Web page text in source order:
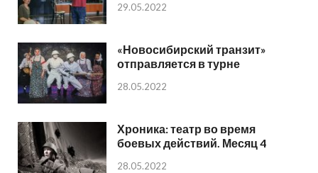
29.05.2022
«Новосибирский транзит»
отправляется в турне
28.05.2022
Хроника: театр во время
боевых действий. Месяц 4
28.05.2022